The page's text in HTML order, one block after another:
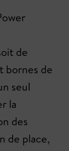
de
bornes de
seul
la
des
de place,